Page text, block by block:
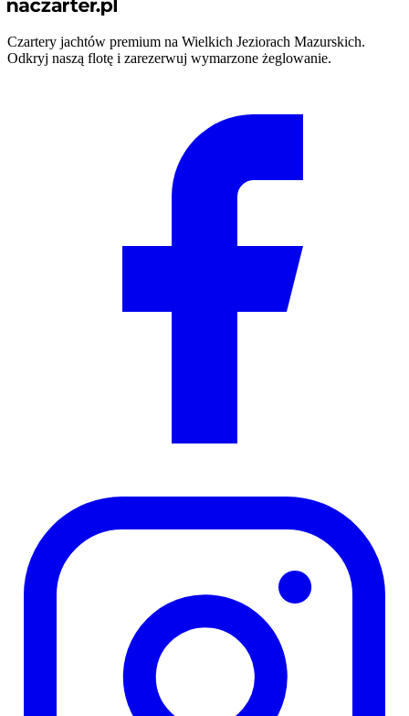
Czartery jachtów premium na Wielkich Jeziorach Mazurskich.
Odkryj naszą flotę i zarezerwuj wymarzone żeglowanie.